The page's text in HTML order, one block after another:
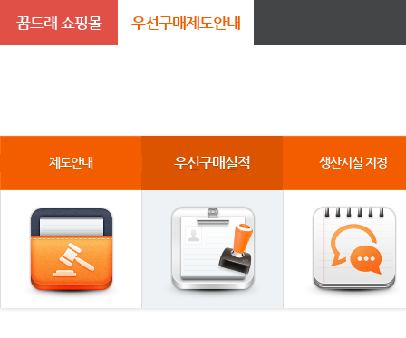
꿈드래 쇼핑몰 우선구매제도안내
제도안내 우선구매실적 생산시설 지정